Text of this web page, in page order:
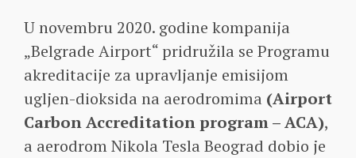
U novembru 2020. godine kompanija
„Belgrade Airport“ pridružila se Programu
akreditacije za upravljanje emisijom
ugljen-dioksida na aerodromima (Airport
Carbon Accreditation program – ACA),
a aerodrom Nikola Tesla Beograd dobio je